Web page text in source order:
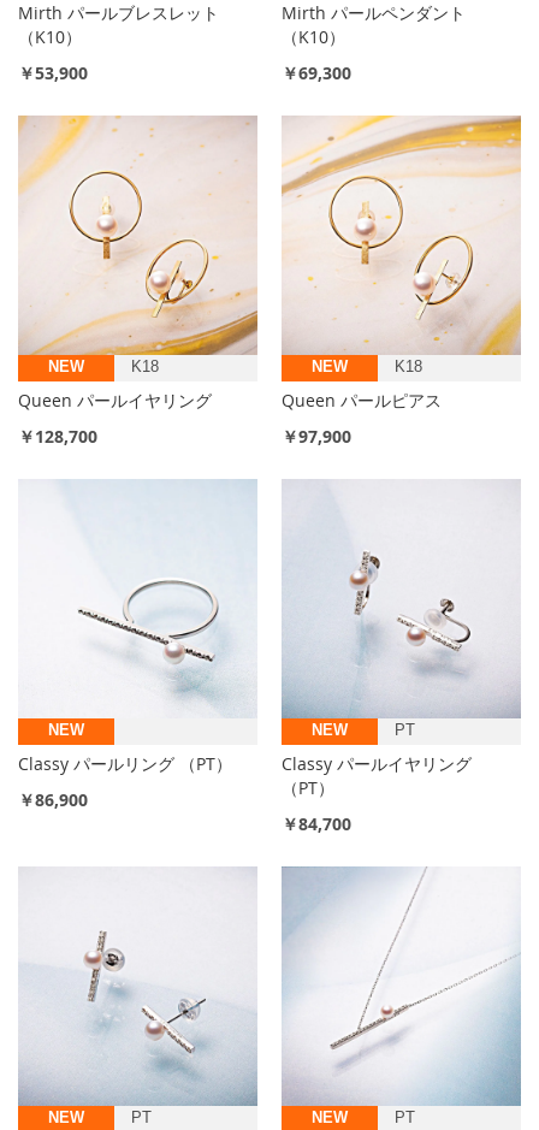
Mirth パールブレスレット
（K10）
￥53,900
Mirth パールペンダント
（K10）
￥69,300
NEW K18
Queen パールイヤリング
￥128,700
NEW K18
Queen パールピアス
￥97,900
NEW
Classy パールリング （PT）
￥86,900
NEW PT
Classy パールイヤリング
（PT）
￥84,700
NEW PT NEW PT